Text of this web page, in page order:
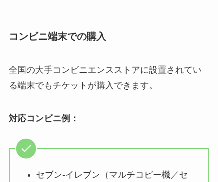
コンビニ端末での購入
全国の大手コンビニエンスストアに設置されてい
る端末でもチケットが購入できます。
対応コンビニ例：
セブン-イレブン（マルチコピー機／セ